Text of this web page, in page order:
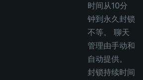
时间从10分
钟到永久封锁
不等。 聊天
管理由手动和
自动提供。
封锁持续时间